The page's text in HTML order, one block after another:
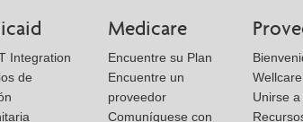
Integration
de
Medicare
Encuentre su Plan
Encuentre un
proveedor
Comuníquese con
Wellcare
Unirse